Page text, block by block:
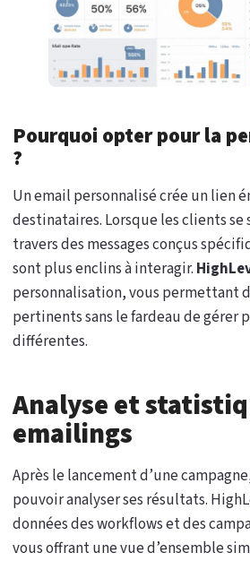
Pourquoi opter pour la
?
Un email personnalisé crée un lien
destinataires. Lorsque les clients se
travers des messages conçus
sont plus enclins à interagir.
personnalisation, vous permettant
pertinents sans le fardeau de gérer
différentes.
Analyse et
emailings
Après le lancement d’une
pouvoir analyser ses résultats.
données des workflows et des
vous offrant une vue d’ensemble